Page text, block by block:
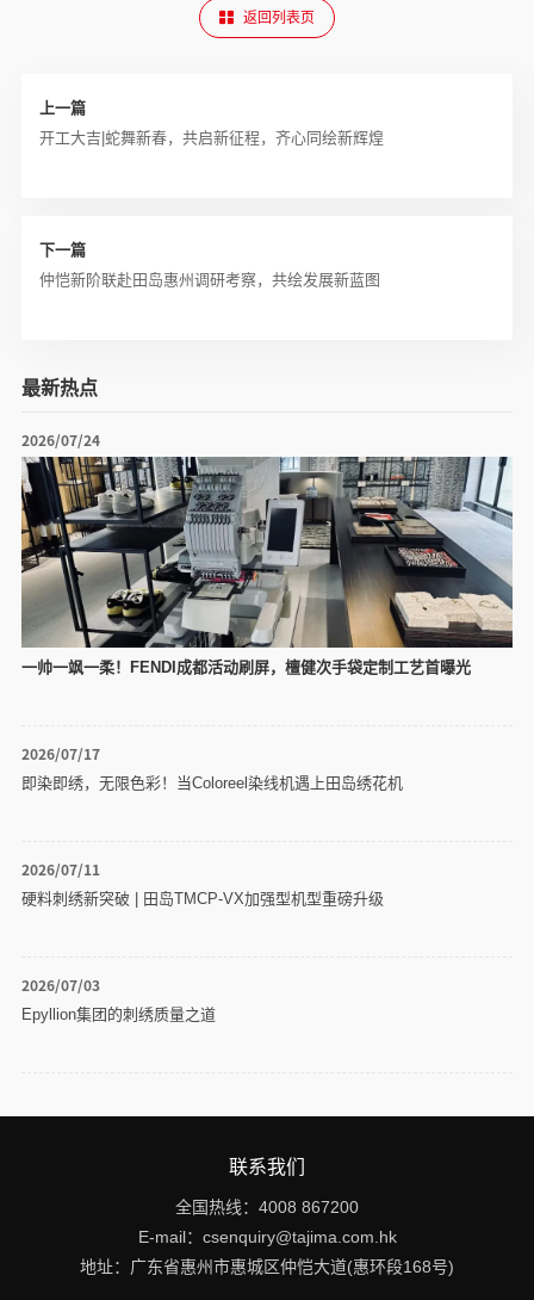
返回列表页
上一篇
开工大吉|蛇舞新春，共启新征程，齐心同绘新辉煌
下一篇
仲恺新阶联赴田岛惠州调研考察，共绘发展新蓝图
最新热点
2026/07/24
一帅一飒一柔！FENDI成都活动刷屏，檀健次手袋定制工艺首曝光
2026/07/17
即染即绣，无限色彩！当Coloreel染线机遇上田岛绣花机
2026/07/11
硬料刺绣新突破 | 田岛TMCP-VX加强型机型重磅升级
2026/07/03
Epyllion集团的刺绣质量之道
联系我们
全国热线： 4008 867200
E-mail： csenquiry@tajima.com.hk
地址： 广东省惠州市惠城区仲恺大道(惠环段168号)